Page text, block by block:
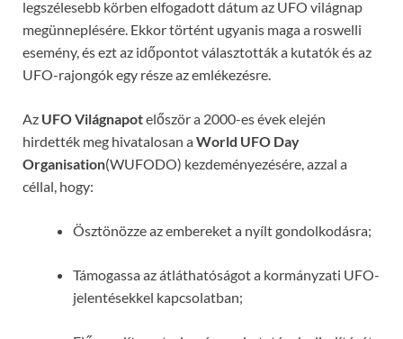
legszélesebb körben elfogadott dátum az UFO világnap
megünneplésére. Ekkor történt ugyanis maga a roswelli
esemény, és ezt az időpontot választották a kutatók és az
UFO-rajongók egy része az emlékezésre.
Az UFO Világnapotelőször a 2000-es évek elején
hirdették meg hivatalosan aWorld UFO Day
Organisation(WUFODO) kezdeményezésére, azzal a
céllal, hogy:
Ösztönözze az embereket a nyílt gondolkodásra;
Támogassa az átláthatóságot a kormányzati UFO-
jelentésekkel kapcsolatban;